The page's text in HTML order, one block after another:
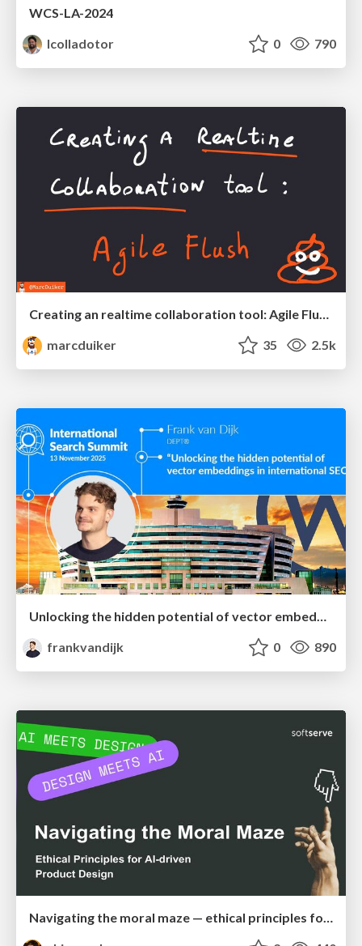
WCS-LA-2024
lcolladotor
0 790
Creating an realtime collaboration tool: Agile Flush - .NET Oxford
marcduiker
35 2.5k
Unlocking the hidden potential of vector embeddings in international SEO
frankvandijk
0 890
Navigating the moral maze — ethical principles for Al-driven product design